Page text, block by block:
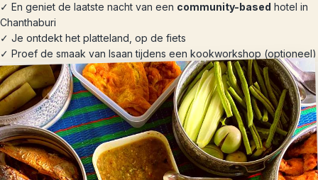
✓ En geniet de laatste nacht van een community-based hotel in
Chanthaburi
✓ Je ontdekt het platteland, op de fiets
✓ Proef de smaak van Isaan tijdens een kookworkshop (optioneel)